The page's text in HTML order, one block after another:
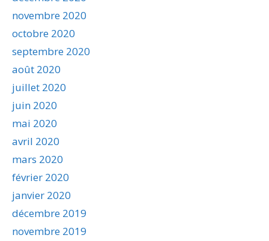
novembre 2020
octobre 2020
septembre 2020
août 2020
juillet 2020
juin 2020
mai 2020
avril 2020
mars 2020
février 2020
janvier 2020
décembre 2019
novembre 2019